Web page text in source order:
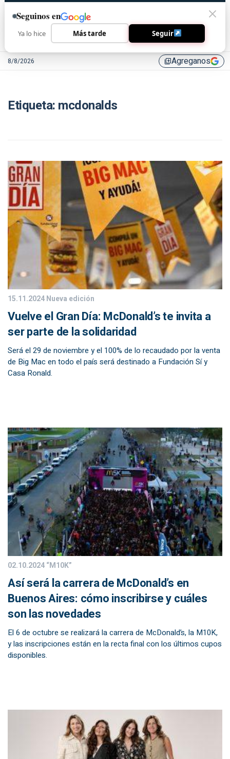
8/8/2026 library_addAgreganos
Etiqueta: mcdonalds
15.11.2024Nueva edición
Vuelve el Gran Día: McDonald’s te invita a
ser parte de la solidaridad
Será el 29 de noviembre y el 100% de lo recaudado por la venta
de Big Mac en todo el país será destinado a Fundación Sí y
Casa Ronald.
02.10.2024“M10K”
Así será la carrera de McDonald’s en
Buenos Aires: cómo inscribirse y cuáles
son las novedades
El 6 de octubre se realizará la carrera de McDonald’s, la M10K,
y las inscripciones están en la recta final con los últimos cupos
disponibles.
Seguinos en
Ya lo hice Más tarde Seguir